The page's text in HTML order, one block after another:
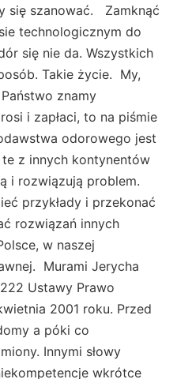
się szanować. Zamknąć
technologicznym do
się nie da. Wszystkich
Takie życie. My,
znamy
i zapłaci, to na piśmie
odorowego jest
z innych kontynentów
i rozwiązują problem.
przykłady i przekonać
rozwiązań innych
w naszej
Murami Jerycha
Ustawy Prawo
2001 roku. Przed
a póki co
Innymi słowy
wkrótce